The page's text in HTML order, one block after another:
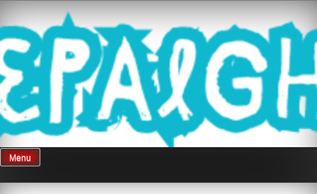
content
Mnepalghopa
Review Game
Terkini Paling
Menu